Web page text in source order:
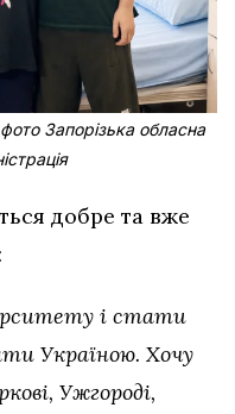
Запорізька обласна
добре та вже
і стати
Україною. Хочу
Ужгороді,